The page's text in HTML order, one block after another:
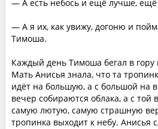
— А есть небось и ещё лучше, ещё
— А я их, как увижу, догоню и
Тимоша.
Каждый день Тимоша бегал в гору
Мать Анисья знала, что та
идёт на большую, а с большой на
вечер собираются облака, а с
самую лютую, самую страшную
тропинка выходит к небу. Анисья